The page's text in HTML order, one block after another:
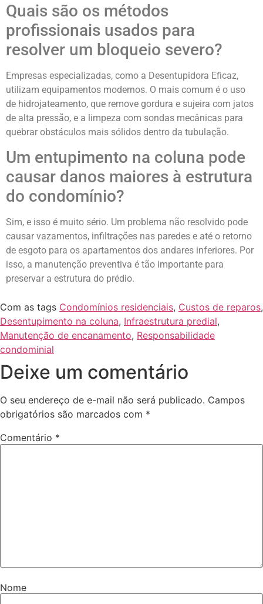
Quais são os métodos
profissionais usados para
resolver um bloqueio severo?
Empresas especializadas, como a Desentupidora Eficaz,
utilizam equipamentos modernos. O mais comum é o uso
de hidrojateamento, que remove gordura e sujeira com jatos
de alta pressão, e a limpeza com sondas mecânicas para
quebrar obstáculos mais sólidos dentro da tubulação.
Um entupimento na coluna pode
causar danos maiores à estrutura
do condomínio?
Sim, e isso é muito sério. Um problema não resolvido pode
causar vazamentos, infiltrações nas paredes e até o retorno
de esgoto para os apartamentos dos andares inferiores. Por
isso, a manutenção preventiva é tão importante para
preservar a estrutura do prédio.
Com as tags Condomínios residenciais, Custos de reparos,
Desentupimento na coluna, Infraestrutura predial,
Manutenção de encanamento, Responsabilidade
condominial
Deixe um comentário
O seu endereço de e-mail não será publicado. Campos
obrigatórios são marcados com *
Comentário *
Nome